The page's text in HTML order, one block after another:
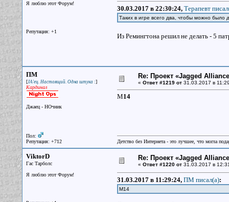
Я люблю этот Форум!
Репутация: +1
30.03.2017 в 22:30:24, Терапевт
Таких в игре всего два, чтобы можно было
Из Ремингтона решил не делать - 5
ПМ
[JA'ец. Настоящий. Одна штука :]
Кардинал
Джаец - НОчник
Пол:
Репутация: +712
Re: Проект «Jagged
« Ответ #1219 от31.03.2017 в
M14
Детство без Интернета - это лучшее, что могла
ViktorD
Гас Тарболс
Я люблю этот Форум!
Re: Проект «Jagged
« Ответ #1220 от31.03.2017 в
31.03.2017 в 11:29:24, ПМ писал(a):
M14